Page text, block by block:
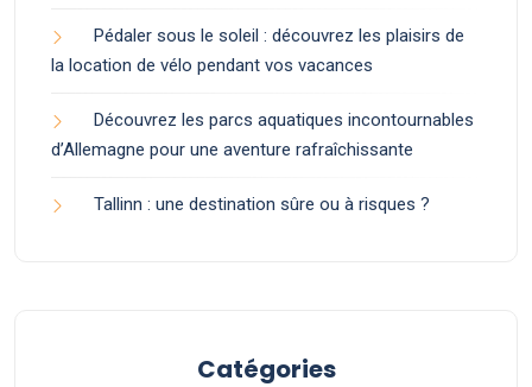
Pédaler sous le soleil : découvrez les plaisirs de
la location de vélo pendant vos vacances
Découvrez les parcs aquatiques incontournables
d’Allemagne pour une aventure rafraîchissante
Tallinn : une destination sûre ou à risques ?
Catégories